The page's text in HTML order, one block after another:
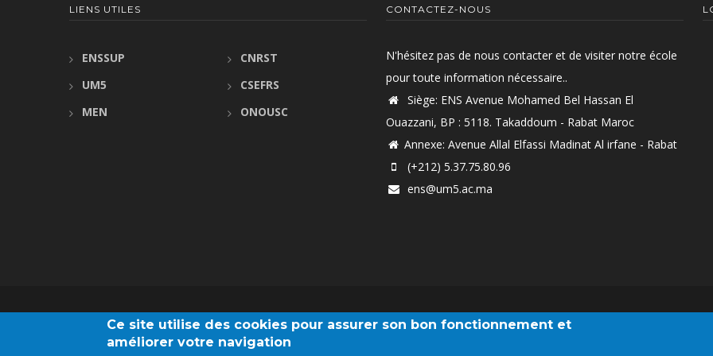
LIENS UTILES
ENSSUP
UM5
MEN
CNRST
CSEFRS
ONOUSC
CONTACTEZ-NOUS
N'hésitez pas de nous contacter et de visiter notre école
pour toute information nécessaire..
Siège: ENS Avenue Mohamed Bel Hassan El
Ouazzani, BP : 5118. Takaddoum - Rabat Maroc
Annexe: Avenue Allal Elfassi Madinat Al irfane - Rabat
(+212) 5.37.75.80.96
ens@um5.ac.ma
Université Mohammed V Rabat
Ce site utilise des cookies pour assurer son bon fonctionnement et
améliorer votre navigation